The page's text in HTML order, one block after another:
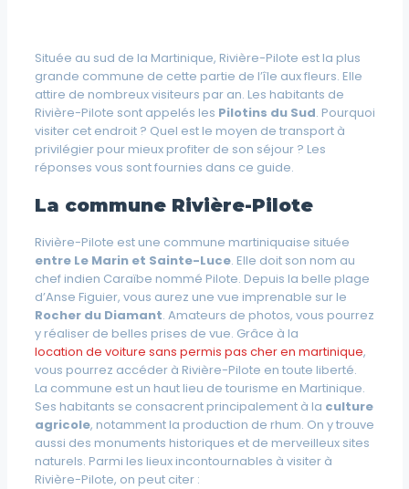
Située au sud de la Martinique, Rivière-Pilote est la plus
grande commune de cette partie de l’île aux fleurs. Elle
attire de nombreux visiteurs par an. Les habitants de
Rivière-Pilote sont appelés les Pilotins du Sud. Pourquoi
visiter cet endroit ? Quel est le moyen de transport à
privilégier pour mieux profiter de son séjour ? Les
réponses vous sont fournies dans ce guide.
La commune Rivière-Pilote
Rivière-Pilote est une commune martiniquaise située
entre Le Marin et Sainte-Luce. Elle doit son nom au
chef indien Caraïbe nommé Pilote. Depuis la belle plage
d’Anse Figuier, vous aurez une vue imprenable sur le
Rocher du Diamant. Amateurs de photos, vous pourrez
y réaliser de belles prises de vue. Grâce à la
location de voiture sans permis pas cher en martinique,
vous pourrez accéder à Rivière-Pilote en toute liberté.
La commune est un haut lieu de tourisme en Martinique.
Ses habitants se consacrent principalement à la culture
agricole, notamment la production de rhum. On y trouve
aussi des monuments historiques et de merveilleux sites
naturels. Parmi les lieux incontournables à visiter à
Rivière-Pilote, on peut citer :